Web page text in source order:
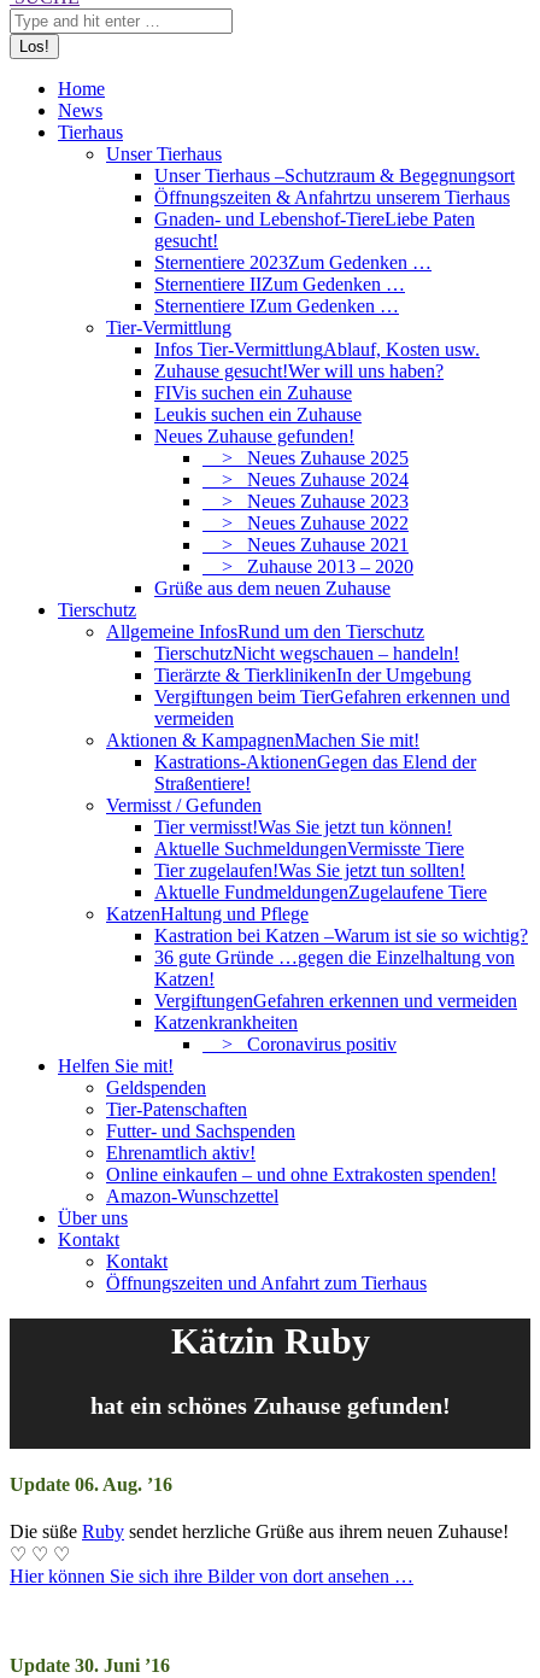
Home
News
Tierhaus
Unser Tierhaus
Unser Tierhaus –Schutzraum & Begegnungsort
Öffnungszeiten & Anfahrtzu unserem Tierhaus
Gnaden- und Lebenshof-TiereLiebe Paten
gesucht!
Sternentiere 2023Zum Gedenken …
Sternentiere IIZum Gedenken …
Sternentiere IZum Gedenken …
Tier-Vermittlung
Infos Tier-VermittlungAblauf, Kosten usw.
Zuhause gesucht!Wer will uns haben?
FIVis suchen ein Zuhause
Leukis suchen ein Zuhause
Neues Zuhause gefunden!
> Neues Zuhause 2025
> Neues Zuhause 2024
> Neues Zuhause 2023
> Neues Zuhause 2022
> Neues Zuhause 2021
> Zuhause 2013 – 2020
Grüße aus dem neuen Zuhause
Tierschutz
Allgemeine InfosRund um den Tierschutz
TierschutzNicht wegschauen – handeln!
Tierärzte & TierklinikenIn der Umgebung
Vergiftungen beim TierGefahren erkennen und
vermeiden
Aktionen & KampagnenMachen Sie mit!
Kastrations-AktionenGegen das Elend der
Straßentiere!
Vermisst / Gefunden
Tier vermisst!Was Sie jetzt tun können!
Aktuelle SuchmeldungenVermisste Tiere
Tier zugelaufen!Was Sie jetzt tun sollten!
Aktuelle FundmeldungenZugelaufene Tiere
KatzenHaltung und Pflege
Kastration bei Katzen –Warum ist sie so wichtig?
36 gute Gründe …gegen die Einzelhaltung von
Katzen!
VergiftungenGefahren erkennen und vermeiden
Katzenkrankheiten
> Coronavirus positiv
Helfen Sie mit!
Geldspenden
Tier-Patenschaften
Futter- und Sachspenden
Ehrenamtlich aktiv!
Online einkaufen – und ohne Extrakosten spenden!
Amazon-Wunschzettel
Über uns
Kontakt
Kontakt
Öffnungszeiten und Anfahrt zum Tierhaus
Kätzin Ruby
hat ein schönes Zuhause gefunden!
Update 06. Aug. ’16
Die süße Ruby sendet herz­liche Grü­ße aus ihr­em neu­en Zu­hau­se!
♡ ♡ ♡
Hier können Sie sich ihre Bilder von dort ansehen …
Update 30. Juni ’16